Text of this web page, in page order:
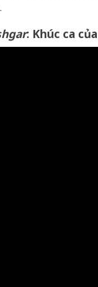
: Khúc ca